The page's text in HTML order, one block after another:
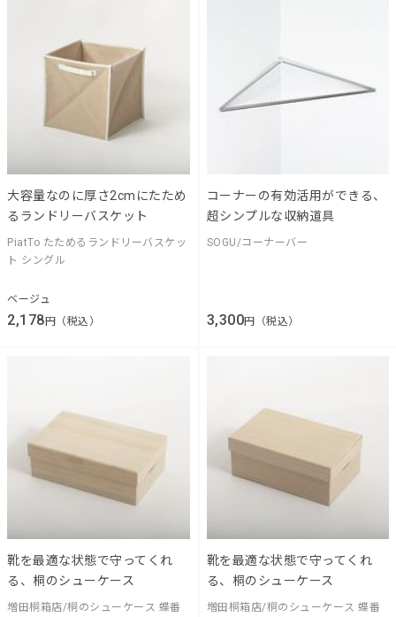
大容量なのに厚さ2cmにたため
るランドリーバスケット
PiatTo たためるランドリーバスケッ
ト シングル
ベージュ
2,178 円（税込）
コーナーの有効活用ができる、
超シンプルな収納道具
SOGU/コーナーバー
3,300円（税込）
靴を最適な状態で守ってくれ
る、桐のシューケース
増田桐箱店/桐のシューケース 蝶番
靴を最適な状態で守ってくれ
る、桐のシューケース
増田桐箱店/桐のシューケース 蝶番